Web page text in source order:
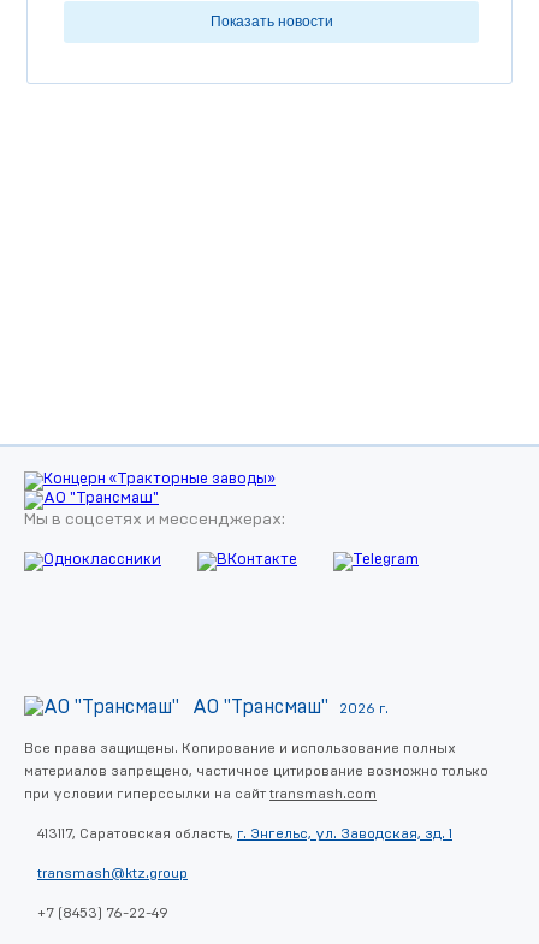
Показать новости
АО "Трансмаш" 2026 г.
Все права защищены. Копирование и использование полных
материалов запрещено, частичное цитирование возможно только
при условии гиперссылки на сайт transmash.com
413117, Саратовская область, г. Энгельс, ул. Заводская, зд. 1
transmash@ktz.group
+7 (8453) 76-22-49
Мы в соцсетях и мессенджерах: